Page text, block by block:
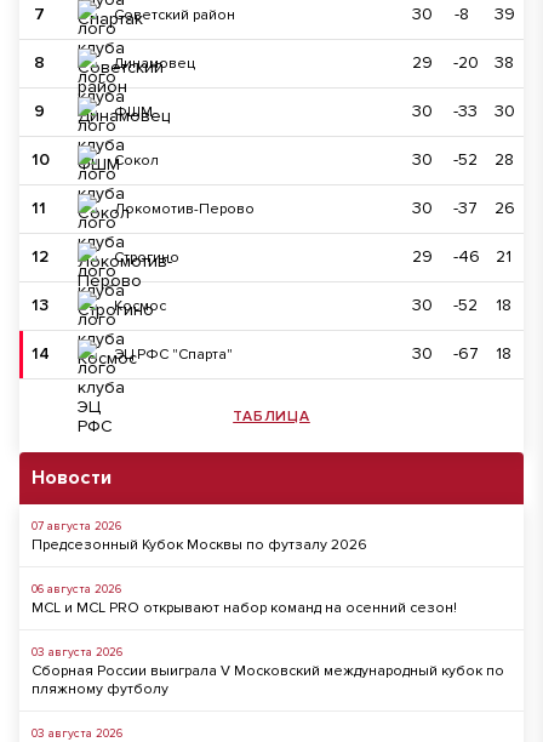
7 Советский район 30 -8 39
8 Динамовец 29 -20 38
9 ФШМ 30 -33 30
10 Сокол 30 -52 28
11 Локомотив-Перово 30 -37 26
12 Строгино 29 -46 21
13 Космос 30 -52 18
14 ЭЦ РФС "Спарта" 30 -67 18
ТАБЛИЦА
Новости
07 августа 2026
Предсезонный Кубок Москвы по футзалу 2026
06 августа 2026
MCL и MCL PRO открывают набор команд на осенний сезон!
03 августа 2026
Сборная России выиграла V Московский международный кубок по
пляжному футболу
03 августа 2026